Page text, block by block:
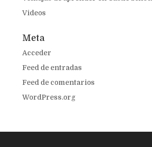
Videos
Meta
Acceder
Feed de entradas
Feed de comentarios
WordPress.org